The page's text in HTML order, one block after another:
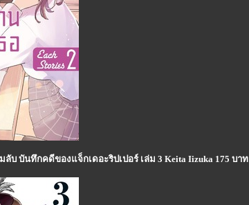
บ บันทึกคดีของแจ็กเดอะริปเปอร์ เล่ม 3 Keita Iizuka 175 บาท